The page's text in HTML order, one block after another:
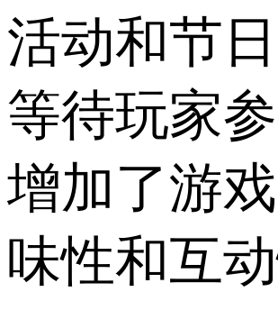
活动和节
等待玩家参
增加了游
味性和互动